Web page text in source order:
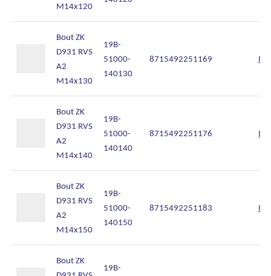
M14x120
Bout ZK
D931 RVS
A2
M14x130
19B-
51000-
140130
8715492251169
Bout ZK
D931 RVS
A2
M14x140
19B-
51000-
140140
8715492251176
Bout ZK
D931 RVS
A2
M14x150
19B-
51000-
140150
8715492251183
Bout ZK
19B-